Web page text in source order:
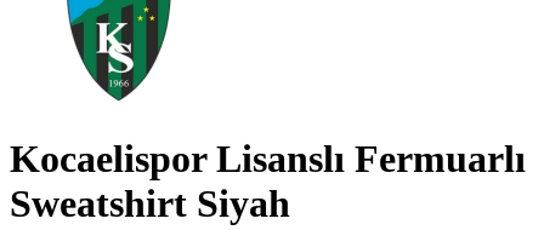
Kocaelispor Lisanslı Fermuarlı
Sweatshirt Siyah